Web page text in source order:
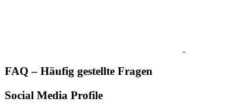
FAQ – Häufig gestellte Fragen
Social Media Profile